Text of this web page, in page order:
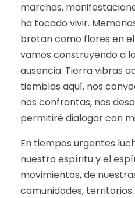
marchas,
ha tocado vivir.
brotan como flores en
vamos construyendo a
ausencia. Tierra vibras
tiemblas aquí, nos
nos confrontas, nos
permitiré dialogar con
En tiempos urgentes
nuestro espíritu y el
movimientos, de
comunidades,